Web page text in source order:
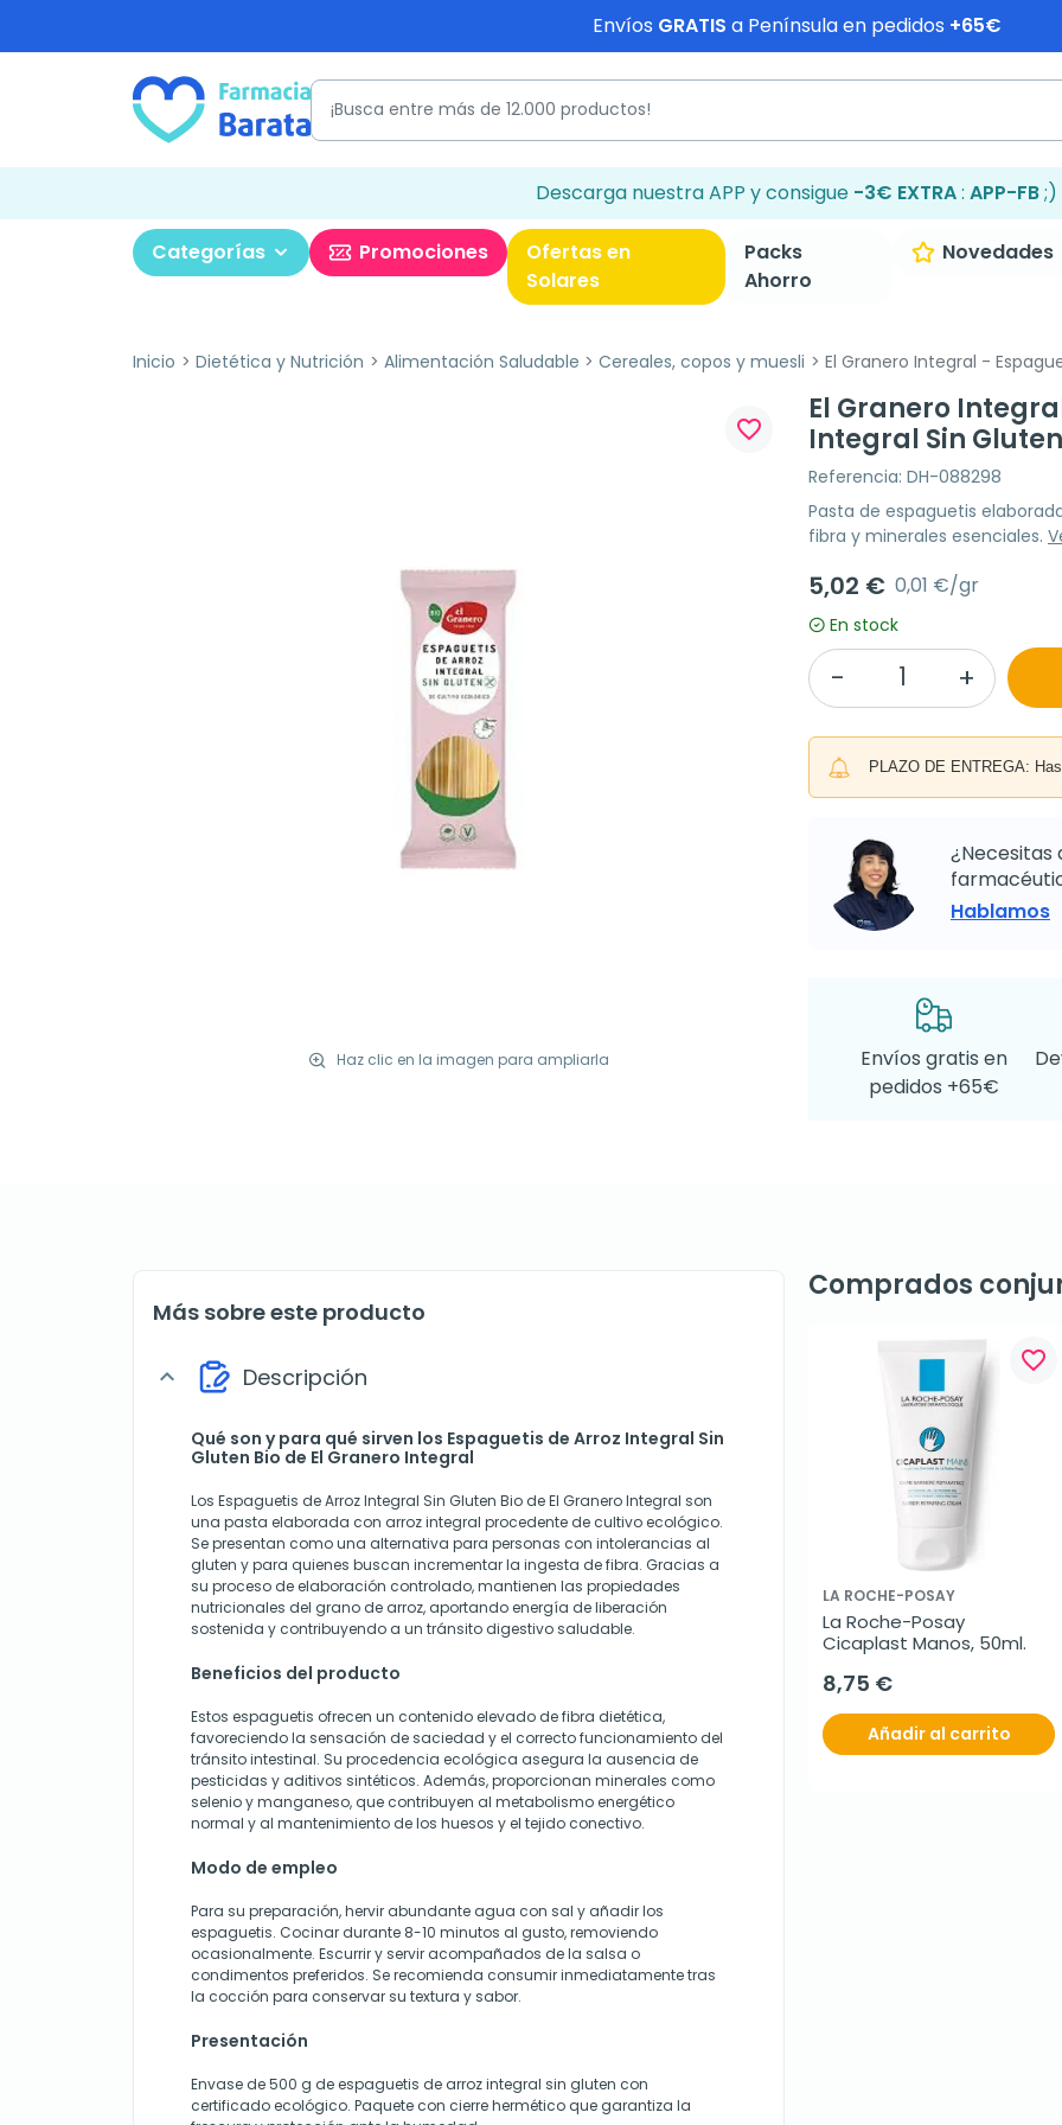
Envíos GRATIS a Península en pedidos +65€
Descarga nuestra APP y consigue -3€ EXTRA: APP-FB;)
Categorías Promociones
Ofertas en
Solares
Packs
Ahorro
Novedades
Inicio Dietética y Nutrición Alimentación Saludable Cereales, copos y muesli El Granero Integral -
Haz clic en la imagen para ampliarla
favorite_border
El Granero
Integral Sin
Referencia: DH-088298
Pasta de espaguetis
fibra y minerales esenciales.
5,02 € 0,01 €/gr
En stock
PLAZO DE ENTREGA:
¿Necesitas
Hablamos
Envíos gratis en
pedidos +65€
Más sobre este producto
expand_more Descripción
Qué son y para qué sirven los Espaguetis de Arroz Integral Sin
Gluten Bio de El Granero Integral
Los Espaguetis de Arroz Integral Sin Gluten Bio de El Granero Integral son
una pasta elaborada con arroz integral procedente de cultivo ecológico.
Se presentan como una alternativa para personas con intolerancias al
gluten y para quienes buscan incrementar la ingesta de fibra. Gracias a
su proceso de elaboración controlado, mantienen las propiedades
nutricionales del grano de arroz, aportando energía de liberación
sostenida y contribuyendo a un tránsito digestivo saludable.
Beneficios del producto
Estos espaguetis ofrecen un contenido elevado de fibra dietética,
favoreciendo la sensación de saciedad y el correcto funcionamiento del
tránsito intestinal. Su procedencia ecológica asegura la ausencia de
pesticidas y aditivos sintéticos. Además, proporcionan minerales como
selenio y manganeso, que contribuyen al metabolismo energético
normal y al mantenimiento de los huesos y el tejido conectivo.
Modo de empleo
Para su preparación, hervir abundante agua con sal y añadir los
espaguetis. Cocinar durante 8-10 minutos al gusto, removiendo
ocasionalmente. Escurrir y servir acompañados de la salsa o
condimentos preferidos. Se recomienda consumir inmediatamente tras
la cocción para conservar su textura y sabor.
Presentación
Envase de 500 g de espaguetis de arroz integral sin gluten con
certificado ecológico. Paquete con cierre hermético que garantiza la
Comprados
favorite_border
LA ROCHE-POSAY
La Roche-Posay
Cicaplast Manos, 50ml.
8,75 €
Añadir al carrito